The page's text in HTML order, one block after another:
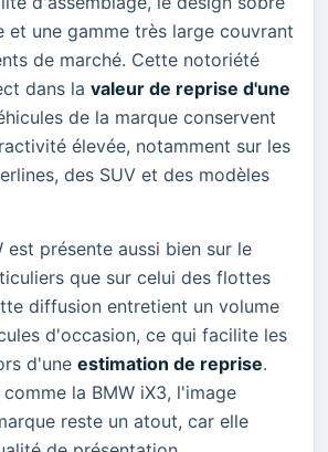
et une gamme très large couvrant
de marché. Cette notoriété
dans la valeur de reprise d'une
de la marque conservent
élevée, notamment sur les
des SUV et des modèles
est présente aussi bien sur le
que sur celui des flottes
diffusion entretient un volume
d'occasion, ce qui facilite les
d'une estimation de reprise.
la BMW iX3, l'image
reste un atout, car elle